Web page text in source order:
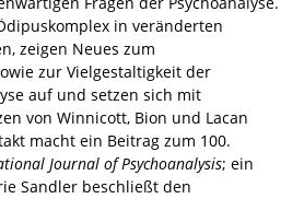
in veränderten
zeigen Neues zum
zur Vielgestaltigkeit der
auf und setzen sich mit
von Winnicott, Bion und Lacan
macht ein Beitrag zum 100.
Journal of Psychoanalysis; ein
Sandler beschließt den